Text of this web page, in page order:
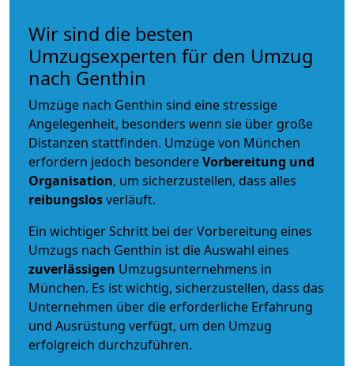
Wir sind die besten
Umzugsexperten für den Umzug
nach Genthin
Umzüge nach Genthin sind eine stressige
Angelegenheit, besonders wenn sie über große
Distanzen stattfinden. Umzüge von München
erfordern jedoch besondereVorbereitung und
Organisation, um sicherzustellen, dass alles
reibungslosverläuft.
Ein wichtiger Schritt bei der Vorbereitung eines
Umzugs nach Genthin ist die Auswahl eines
zuverlässigen Umzugsunternehmens in
München. Es ist wichtig, sicherzustellen, dass das
Unternehmen über die erforderliche Erfahrung
und Ausrüstung verfügt, um den Umzug
erfolgreich durchzuführen.